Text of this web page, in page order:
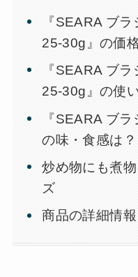
『SEARA ブ
25-30g』の価
『SEARA ブ
25-30g』の使
『SEARA ブ
の味・食感は？
炒め物にも煮
ズ
商品の詳細情報